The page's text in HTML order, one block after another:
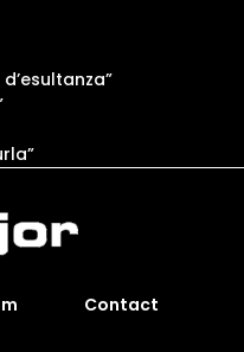
Contact